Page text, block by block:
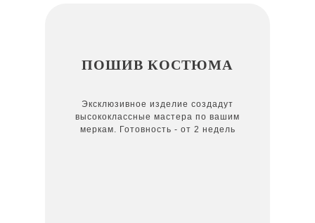
Эксклюзивное изделие создадут
высококлассные мастера по вашим
меркам. Готовность - от 2 недель
ПОШИВ КОСТЮМА